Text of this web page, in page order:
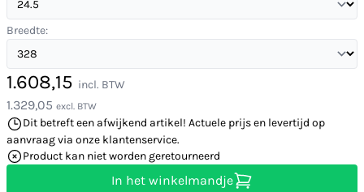
Breedte:
1.608,15 incl. BTW
1.329,05 excl. BTW
Dit betreft een afwijkend artikel! Actuele prijs en levertijd op
aanvraag via onze klantenservice.
Product kan niet worden geretourneerd
In het winkelmandje